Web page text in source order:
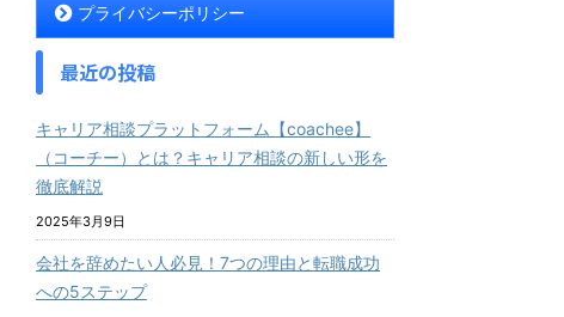
プライバシーポリシー
最近の投稿
キャリア相談プラットフォーム【coachee】
（コーチー）とは？キャリア相談の新しい形を
徹底解説
2025年3月9日
会社を辞めたい人必見！7つの理由と転職成功
への5ステップ